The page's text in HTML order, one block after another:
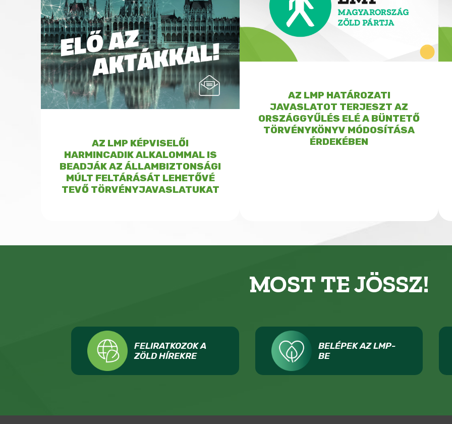
AZ LMP KÉPVISELŐI
HARMINCADIK ALKALOMMAL IS
BEADJÁK AZ ÁLLAMBIZTONSÁGI
MÚLT FELTÁRÁSÁT LEHETŐVÉ
TEVŐ TÖRVÉNYJAVASLATUKAT
AZ LMP HATÁROZATI
JAVASLATOT TERJESZT AZ
ORSZÁGGYŰLÉS ELÉ A BÜNTETŐ
TÖRVÉNYKÖNYV MÓDOSÍTÁSA
ÉRDEKÉBEN
MOST TE JÖSSZ!
FELIRATKOZOK A
ZÖLD HÍREKRE
BELÉPEK AZ LMP-
BE